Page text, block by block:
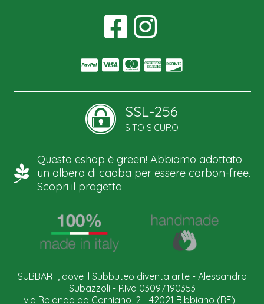
SSL-256
SITO SICURO
Questo eshop è green! Abbiamo adottato
un albero di caoba per essere carbon-free.
Scopri il progetto
SUBBART, dove il Subbuteo diventa arte - Alessandro
Subazzoli - P.Iva 03097190353
via Rolando da Corniano, 2 - 42021 Bibbiano (RE) -